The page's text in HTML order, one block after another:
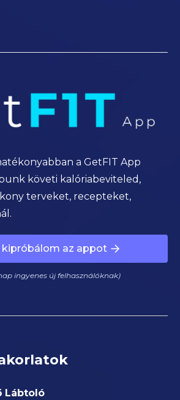
a GetFIT App
követi kalóriabeviteled,
terveket, recepteket,
kipróbálom az appot
ingyenes új felhasználóknak)
Lábtoló